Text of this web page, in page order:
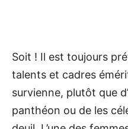
Soit ! Il est toujours
talents et cadres
survienne, plutôt que
panthéon ou de les